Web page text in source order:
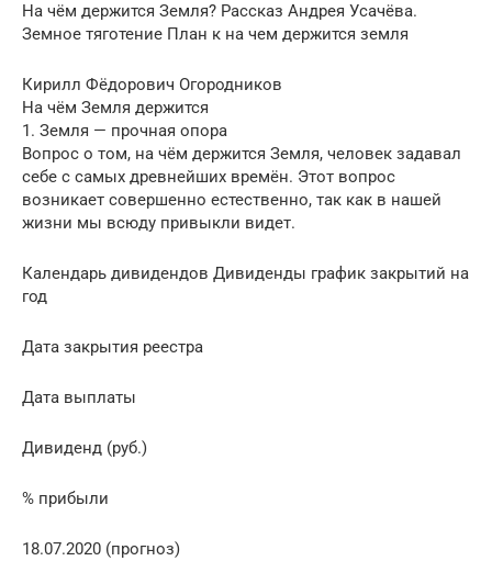
На чём держится Земля? Рассказ Андрея Усачёва.
Земное тяготение План к на чем держится земля
Кирилл Фёдорович Огородников
На чём Земля держится
1. Земля — прочная опора
Вопрос о том, на чём держится Земля, человек задавал
себе с самых древнейших времён. Этот вопрос
возникает совершенно естественно, так как в нашей
жизни мы всюду привыкли видет.
Календарь дивидендов Дивиденды график закрытий на
год
Дата закрытия реестра
Дата выплаты
Дивиденд (руб.)
% прибыли
18.07.2020 (прогноз)